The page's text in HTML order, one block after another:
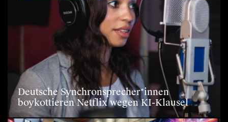
Deutsche Synchronsprecher*innen
boykottieren Netflix wegen KI-Klausel